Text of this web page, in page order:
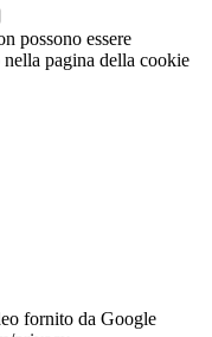
possono essere
pagina della cookie
fornito da Google